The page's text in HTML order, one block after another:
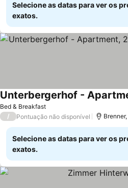
Selecione as datas para ver os
exatos.
Bed & Breakfast
/ Pontuação não disponível
Selecione as datas para ver os
exatos.